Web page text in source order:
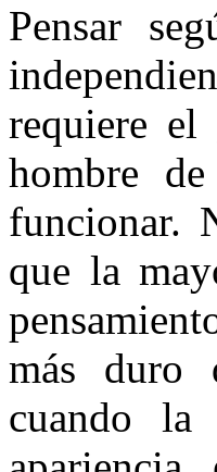
Pensar
requiere el
hombre
funcionar.
que la
más duro
cuando la